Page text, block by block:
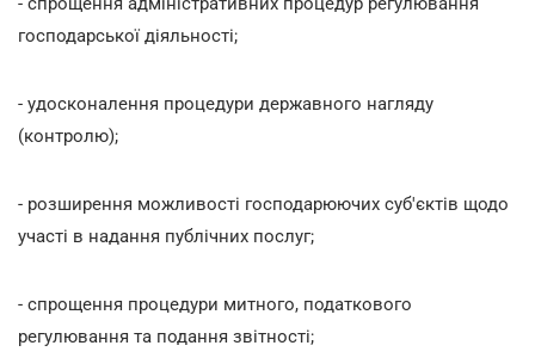
господарської діяльності;
- удосконалення процедури державного нагляду
(контролю);
- розширення можливості господарюючих суб'єктів щодо
участі в надання публічних послуг;
- спрощення процедури митного, податкового
регулювання та подання звітності;